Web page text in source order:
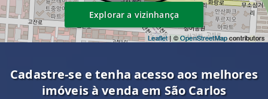
Leaflet| ©OpenStreetMapcontributors
Explorar a vizinhança
Cadastre-se e tenha acesso aos melhores
imóveis à venda em São Carlos